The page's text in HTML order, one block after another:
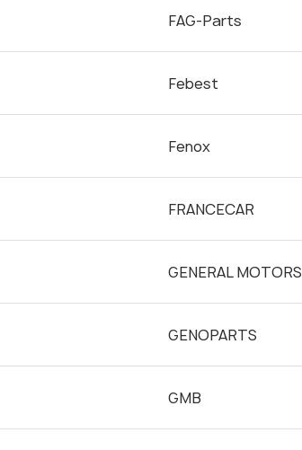
FAG-Parts
Febest
Fenox
FRANCECAR
GENERAL MOTORS
GENOPARTS
GMB